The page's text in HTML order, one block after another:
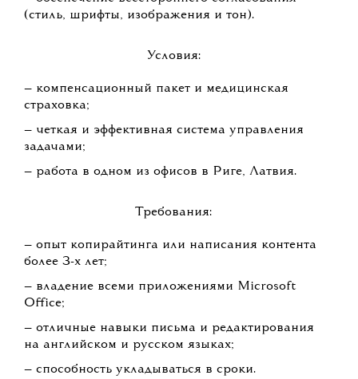
(стиль, шрифты, изображения и тон).
Условия:
— компенсационный пакет и медицинская
страховка;
— четкая и эффективная система управления
задачами;
— работа в одном из офисов в Риге, Латвия.
Требования:
— опыт копирайтинга или написания контента
более 3-х лет;
— владение всеми приложениями Microsoft
Office;
— отличные навыки письма и редактирования
на английском и русском языках;
— способность укладываться в сроки.